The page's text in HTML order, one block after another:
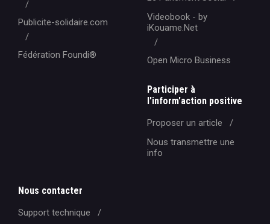
Publicite-solidaire.com
Fédération Foundi®️
Videobook - by
iKouame.Net
Open Micro Business
Participer à
l'inform'action positive
Proposer un article
Nous transmettre une
info
Nous contacter
Support technique